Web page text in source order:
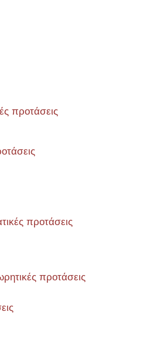
προτάσεις
προτάσεις
προτάσεις